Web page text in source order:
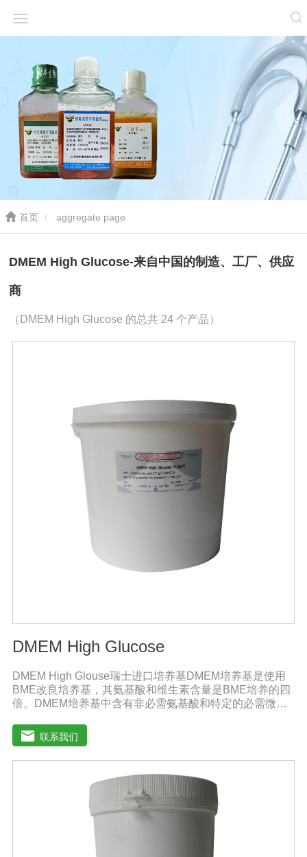
首页 aggregate page
DMEM High Glucose-来自中国的制造、工厂、供应
商
（DMEM High Glucose 的总共 24 个产品）
DMEM High Glucose
DMEM High Glouse瑞士进口培养基DMEM培养基是使用
BME改良培养基，其氨基酸和维生素含量是BME培养的四
倍。DMEM培养基中含有非必需氨基酸和特定的必需微量
基葡萄糖的含量为1000 mg/L，高糖DMEM培养基葡萄糖的
含量为4500 mg/L。DMEM早期用来培养鼠胚胎细胞。如今
DMEM培养基广泛应用于普通和转化的鼠细胞和鸡细胞的
联系我们